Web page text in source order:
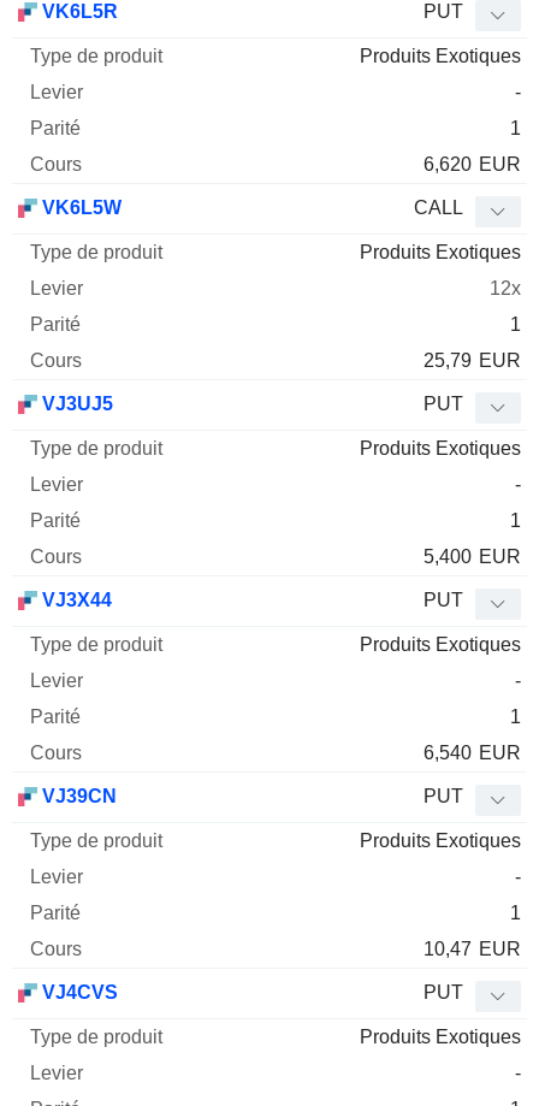
VK6L5R PUT
Produits Exotiques
-
1
6,620 EUR
VK6L5W CALL
Produits Exotiques
12x
1
25,79 EUR
VJ3UJ5 PUT
Produits Exotiques
-
1
5,400 EUR
VJ3X44 PUT
Produits Exotiques
-
1
6,540 EUR
VJ39CN PUT
Produits Exotiques
-
1
10,47 EUR
VJ4CVS PUT
Produits Exotiques
-